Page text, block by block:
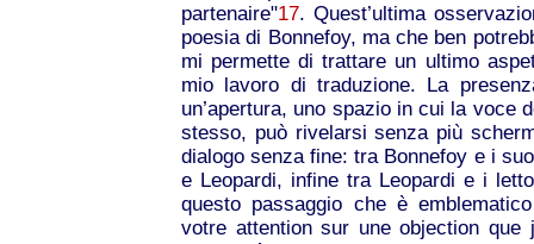
partenaire"17. Quest’ultima
poesia di Bonnefoy, ma che ben
mi permette di trattare un ultimo
mio lavoro di traduzione. La
un’apertura, uno spazio in cui la voce
stesso, può rivelarsi senza più
dialogo senza fine: tra Bonnefoy e i
e Leopardi, infine tra Leopardi e i
questo passaggio che è
votre attention sur une objection